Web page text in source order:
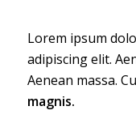
Lorem ipsum
adipiscing elit.
Aenean massa.
magnis.